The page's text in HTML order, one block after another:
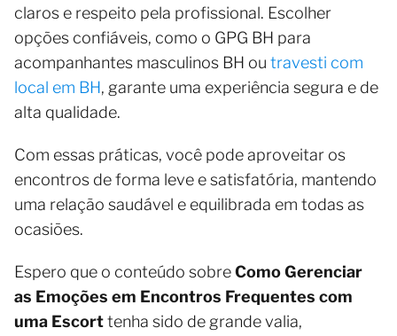
claros e respeito pela profissional. Escolher
opções confiáveis, como o GPG BH para
acompanhantes masculinos BH ou travesti com
local em BH, garante uma experiência segura e de
alta qualidade.
Com essas práticas, você pode aproveitar os
encontros de forma leve e satisfatória, mantendo
uma relação saudável e equilibrada em todas as
ocasiões.
Espero que o conteúdo sobreComo Gerenciar
as Emoções em Encontros Frequentes com
uma Escorttenha sido de grande valia,